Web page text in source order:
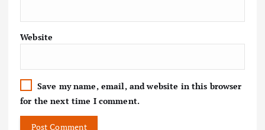
Website
Save my name, email, and website in this browser
for the next time I comment.